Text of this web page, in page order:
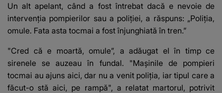
Un alt apelant, când a fost întrebat dacă e nevoie de
intervenția pompierilor sau a poliției, a răspuns: „Poliția,
omule. Fata asta tocmai a fost înjunghiată în tren.”
"Cred că e moartă, omule”, a adăugat el în timp ce
sirenele se auzeau în fundal. "Mașinile de pompieri
tocmai au ajuns aici, dar nu a venit poliția, iar tipul care a
făcut-o stă aici, pe rampă", a relatat martorul, potrivit